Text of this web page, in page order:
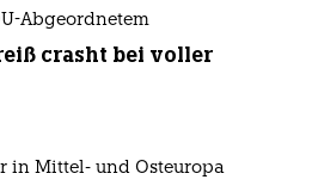
Abgeordnetem
crasht bei voller
in Mittel- und Osteuropa